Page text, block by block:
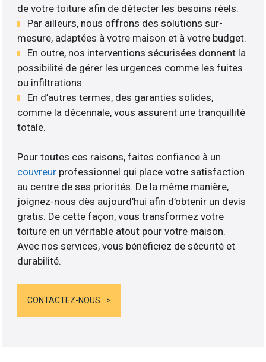
de votre toiture afin de détecter les besoins réels.
Par ailleurs, nous offrons des solutions sur-
mesure, adaptées à votre maison et à votre budget.
En outre, nos interventions sécurisées donnent la
possibilité de gérer les urgences comme les fuites
ou infiltrations.
En d’autres termes, des garanties solides,
comme la décennale, vous assurent une tranquillité
totale.
Pour toutes ces raisons, faites confiance à un
couvreur professionnel qui place votre satisfaction
au centre de ses priorités. De la même manière,
joignez-nous dès aujourd’hui afin d’obtenir un devis
gratis. De cette façon, vous transformez votre
toiture en un véritable atout pour votre maison.
Avec nos services, vous bénéficiez de sécurité et
durabilité.
CONTACTEZ-NOUS